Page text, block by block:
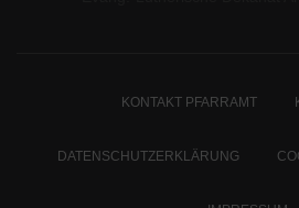
KONTAKT PFARRAMT
DATENSCHUTZERKLÄRUNG